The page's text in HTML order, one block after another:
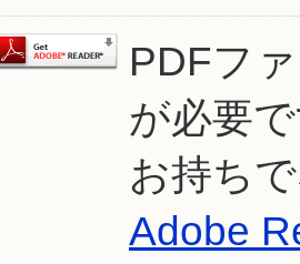
PDFフ
が必要
お持ち
Adobe